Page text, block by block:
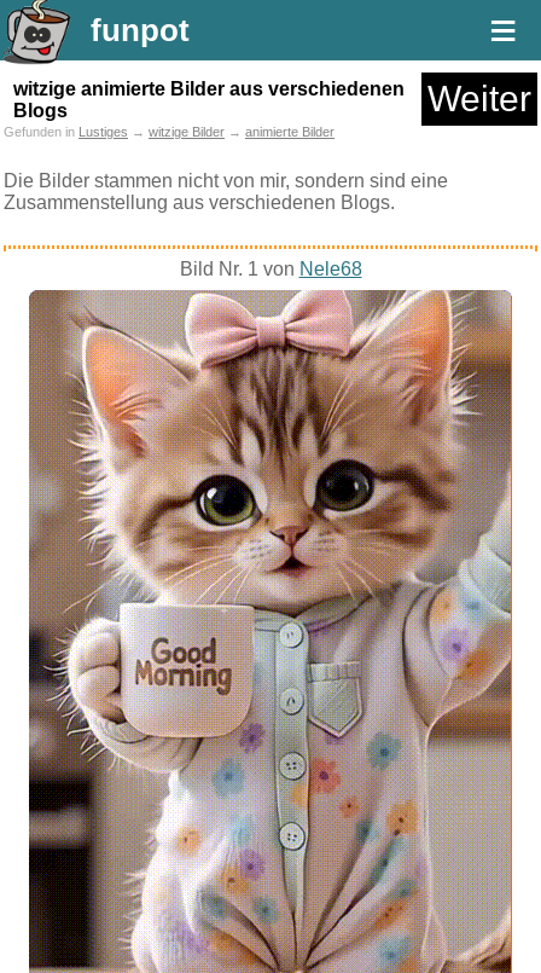
funpot ≡
witzige animierte Bilder aus verschiedenen
Blogs
Weiter
Gefunden in Lustiges → witzige Bilder → animierte Bilder
Die Bilder stammen nicht von mir, sondern sind eine
Zusammenstellung aus verschiedenen Blogs.
Bild Nr. 1 von Nele68